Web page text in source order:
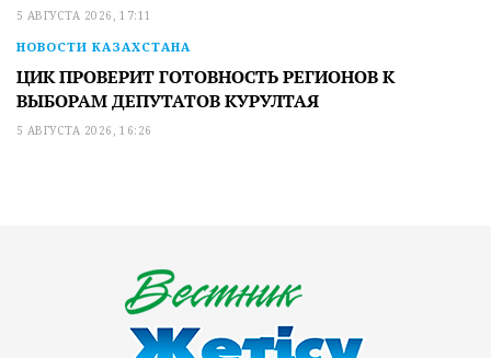
5 АВГУСТА 2026, 17:11
НОВОСТИ КАЗАХСТАНА
ЦИК ПРОВЕРИТ ГОТОВНОСТЬ РЕГИОНОВ К
ВЫБОРАМ ДЕПУТАТОВ КУРУЛТАЯ
5 АВГУСТА 2026, 16:26